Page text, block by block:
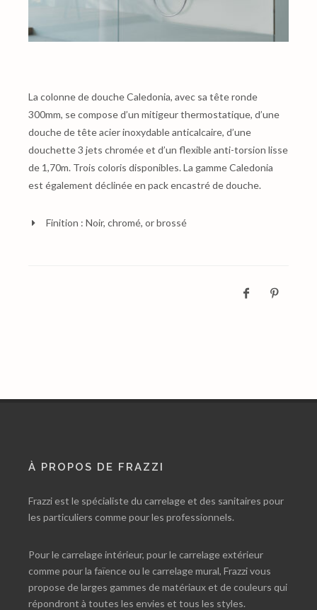
La colonne de douche Caledonia, avec sa tête ronde
300mm, se compose d’un mitigeur thermostatique, d’une
douche de tête acier inoxydable anticalcaire, d’une
douchette 3 jets chromée et d’un flexible anti-torsion lisse
de 1,70m. Trois coloris disponibles. La gamme Caledonia
est également déclinée en pack encastré de douche.
Finition : Noir, chromé, or brossé
À PROPOS DE FRAZZI
Frazzi est le spécialiste du carrelage et des sanitaires pour
les particuliers comme pour les professionnels.
Pour le carrelage intérieur, pour le carrelage extérieur
comme pour la faïence ou le carrelage mural, Frazzi vous
propose de larges gammes de matériaux et de couleurs qui
répondront à toutes les envies et tous les styles.